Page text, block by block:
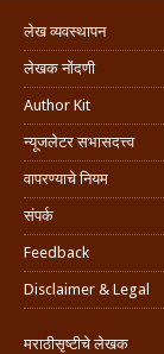
लेख व्यवस्थापन
लेखक नोंदणी
Author Kit
न्यूजलेटर सभासदत्त्व
वापरण्याचे नियम
संपर्क
Feedback
Disclaimer & Legal
मराठीसृष्टीचे लेखक